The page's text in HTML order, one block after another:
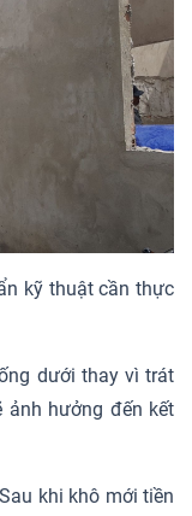
kỹ thuật cần thực
dưới thay vì trát
ảnh hưởng đến kết
khi khô mới tiền